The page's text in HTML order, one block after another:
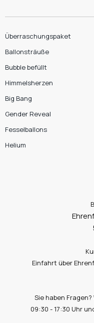
Überraschungspaket
Ballonsträuße
Bubble befüllt
Himmelsherzen
Big Bang
Gender Reveal
Fesselballons
Helium
Einfahrt über
Sie haben
09:30 - 17:30 Uhr